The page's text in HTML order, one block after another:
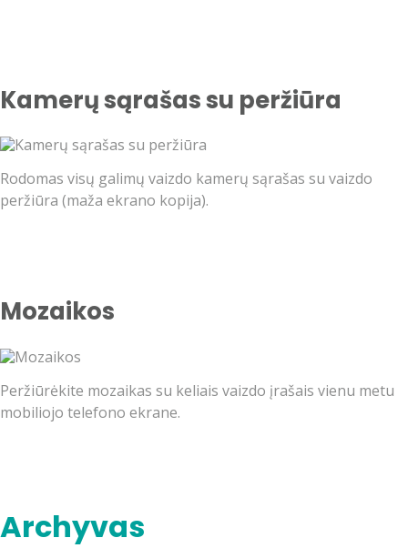
Kamerų sąrašas su peržiūra
Rodomas visų galimų vaizdo kamerų sąrašas su vaizdo
peržiūra (maža ekrano kopija).
Mozaikos
Peržiūrėkite mozaikas su keliais vaizdo įrašais vienu metu
mobiliojo telefono ekrane.
Archyvas